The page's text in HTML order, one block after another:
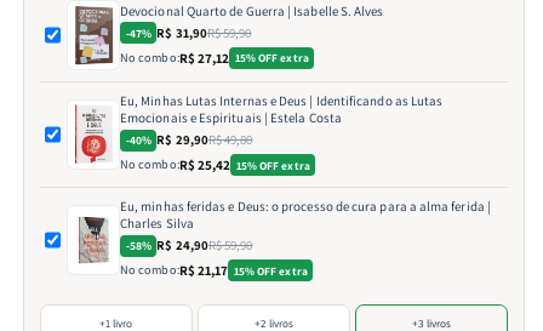
Devocional Quarto de Guerra | Isabelle S. Alves
-47% R$ 31,90R$ 59,90
No combo:R$ 27,12 15% OFF extra
Eu, Minhas Lutas Internas e Deus | Identificando as Lutas
Emocionais e Espirituais | Estela Costa
-40% R$ 29,90R$ 49,80
No combo:R$ 25,42 15% OFF extra
Eu, minhas feridas e Deus: o processo de cura para a alma ferida |
Charles Silva
-58% R$ 24,90R$ 59,90
No combo:R$ 21,17 15% OFF extra
+1 livro +2 livros +3 livros